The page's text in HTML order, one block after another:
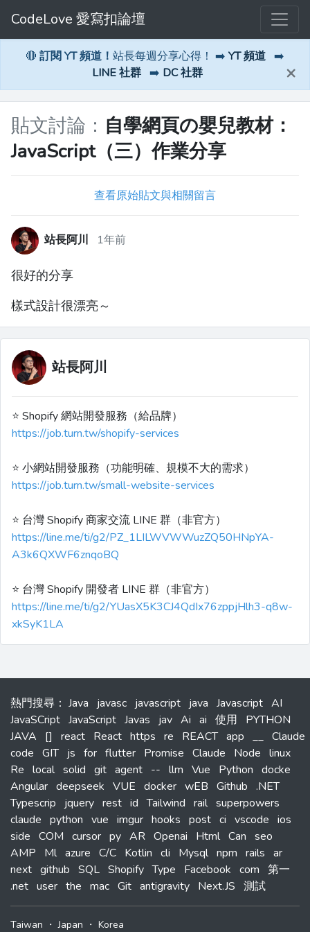
CodeLove 愛寫扣論壇
🔴 訂閱 YT 頻道！ 站長每週分享心得！ ➡️ YT 頻道 ➡️
LINE 社群 ➡️ DC 社群 ×
貼文討論： 自學網頁の嬰兒教材：
JavaScript（三）作業分享
查看原始貼文與相關留言
站長阿川 1年前
很好的分享
樣式設計很漂亮～
站長阿川
⭐️ Shopify 網站開發服務（給品牌）
https://job.turn.tw/shopify-services
⭐️ 小網站開發服務（功能明確、規模不大的需求）
https://job.turn.tw/small-website-services
⭐️ 台灣 Shopify 商家交流 LINE 群（非官方）
https://line.me/ti/g2/PZ_1LILWVWWuzZQ50HNpYA-
A3k6QXWF6znqoBQ
⭐️ 台灣 Shopify 開發者 LINE 群（非官方）
https://line.me/ti/g2/YUasX5K3CJ4QdIx76zppjHlh3-q8w-
xkSyK1LA
熱門搜尋 ： Java javasc javascript java Javascript AI
JavaSCript JavaScript Javas jav Ai ai 使用
PYTHON
JAVA
[] react React https re REACT app __ Claude
code GIT js for flutter Promise Claude Node linux
Re local solid git agent -- llm Vue Python docke
Angular deepseek VUE docker wEB Github .NET
Typescrip
jquery rest id Tailwind rail superpowers
claude python vue imgur hooks post ci vscode ios
side COM cursor py AR Openai Html Can seo
AMP
Ml azure C/C Kotlin cli Mysql npm rails ar
next github SQL Shopify Type Facebook com 第一
.net user the mac Git antigravity Next.JS 測試
Taiwan ・Japan ・ Korea